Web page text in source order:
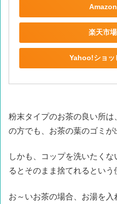
楽天市
Yahoo!ショッ
粉末タイプのお茶の良い所
の方でも、お茶の葉のゴミが
しかも、コップを洗いたく
るとそのまま捨てれるという
お～いお茶の場合、お湯を